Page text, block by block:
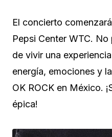
El concierto
Pepsi Center WTC.
de vivir una
energía, emociones y
OK ROCK en México.
épica!